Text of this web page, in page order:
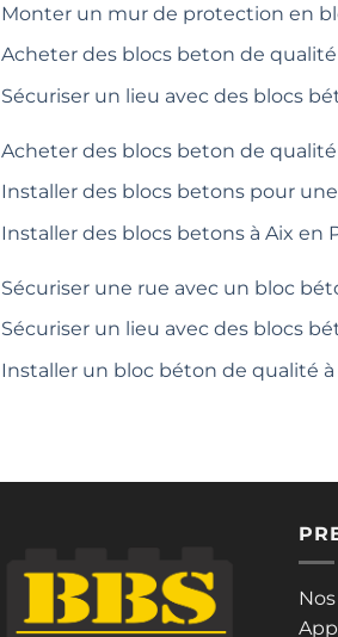
Monter un mur de protection en
Acheter des blocs beton de qualité
Sécuriser un lieu avec des blocs
Acheter des blocs beton de qualité
Installer des blocs betons pour
Installer des blocs betons à Aix en
Sécuriser une rue avec un bloc
Sécuriser un lieu avec des blocs
Installer un bloc béton de qualité à